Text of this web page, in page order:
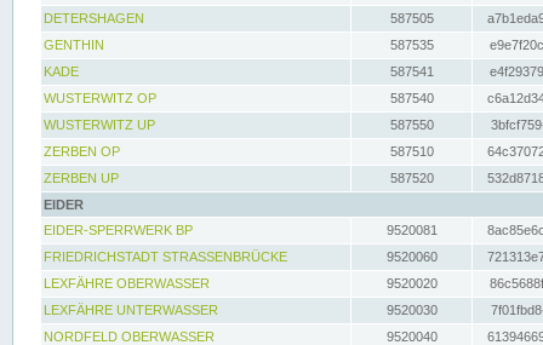
DETERSHAGEN
587505
GENTHIN
587535
KADE
587541
WUSTERWITZ OP
587540
WUSTERWITZ UP
587550
ZERBEN OP
587510
ZERBEN UP
587520
EIDER
EIDER-SPERRWERK BP
9520081
FRIEDRICHSTADT STRASSENBRÜCKE
9520060
LEXFÄHRE OBERWASSER
9520020
LEXFÄHRE UNTERWASSER
9520030
NORDFELD OBERWASSER
9520040